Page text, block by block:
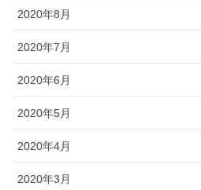
2020年8月
2020年7月
2020年6月
2020年5月
2020年4月
2020年3月